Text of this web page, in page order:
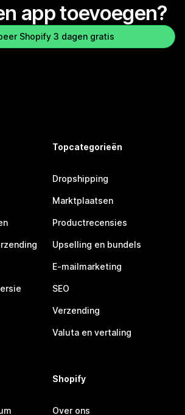
app toevoegen?
Shopify 3 dagen gratis
Topcategorieën
Dropshipping
Marktplaatsen
Productrecensies
Upselling en bundels
E-mailmarketing
SEO
Verzending
Valuta en vertaling
Shopify
Over ons